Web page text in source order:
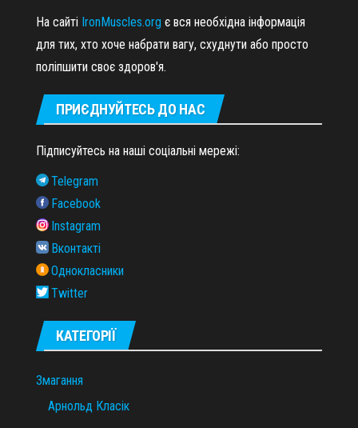
На сайті IronMuscles.org є вся необхідна інформація
для тих, хто хоче набрати вагу, схуднути або просто
поліпшити своє здоров'я.
ПРИЄДНУЙТЕСЬ ДО НАС
Підписуйтесь на наші соціальні мережі:
Telegram
Facebook
Instagram
Вконтакті
Однокласники
Twitter
КАТЕГОРІЇ
Змагання
Арнольд Класік